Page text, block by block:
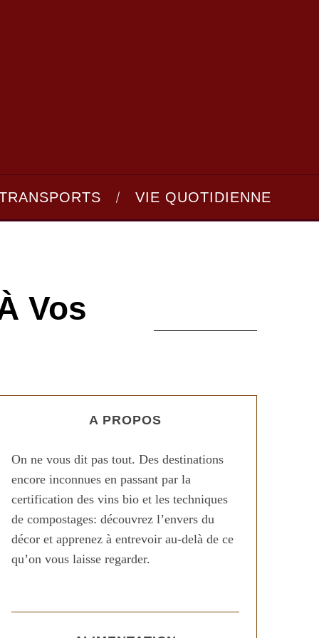
VIE QUOTIDIENNE
Vos
A PROPOS
On ne vous dit pas tout. Des destinations
encore inconnues en passant par la
certification des vins bio et les techniques
de compostages: découvrez l’envers du
décor et apprenez à entrevoir au-delà de ce
qu’on vous laisse regarder.